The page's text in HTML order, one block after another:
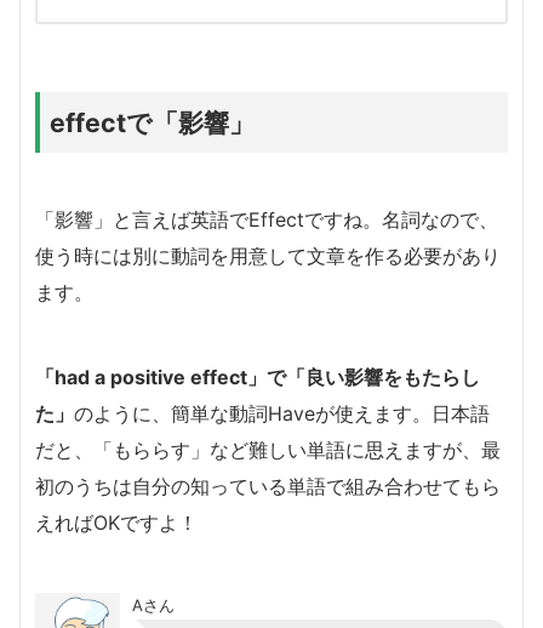
effectで「影響」
「影響」と言えば英語でEffectですね。名詞なので、
使う時には別に動詞を用意して文章を作る必要があり
ます。
「had a positive effect」で「良い影響をもたらし
た」 のように、簡単な動詞Haveが使えます。日本語
だと、「もららす」など難しい単語に思えますが、最
初のうちは自分の知っている単語で組み合わせてもら
えればOKですよ！
Aさん